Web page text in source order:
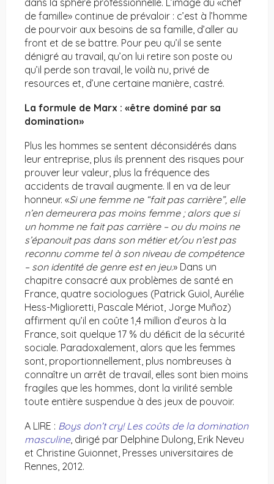
dans la sphère professionnelle. L’image du «chef
de famille» continue de prévaloir : c’est à l’homme
de pourvoir aux besoins de sa famille, d’aller au
front et de se battre. Pour peu qu’il se sente
dénigré au travail, qu’on lui retire son poste ou
qu’il perde son travail, le voilà nu, privé de
resources et, d’une certaine manière, castré.
La formule de Marx : «être dominé par sa
domination»
Plus les hommes se sentent déconsidérés dans
leur entreprise, plus ils prennent des risques pour
prouver leur valeur, plus la fréquence des
accidents de travail augmente. Il en va de leur
honneur. «Si une femme ne “fait pas carrière”, elle
n’en demeurera pas moins femme ; alors que si
un homme ne fait pas carrière – ou du moins ne
s’épanouit pas dans son métier et/ou n’est pas
reconnu comme tel à son niveau de compétence
– son identité de genre est en jeu.» Dans un
chapitre consacré aux problèmes de santé en
France, quatre sociologues (Patrick Guiol, Aurélie
Hess-Miglioretti, Pascale Mériot, Jorge Muñoz)
affirment qu’il en coûte 1,4 million d’euros à la
France, soit quelque 17 % du déﬁcit de la sécurité
sociale. Paradoxalement, alors que les femmes
sont, proportionnellement, plus nombreuses à
connaître un arrêt de travail, elles sont bien moins
fragiles que les hommes, dont la virilité semble
toute entière suspendue à des jeux de pouvoir.
A LIRE : Boys don’t cry! Les coûts de la domination
masculine, dirigé par Delphine Dulong, Erik Neveu
et Christine Guionnet, Presses universitaires de
Rennes, 2012.